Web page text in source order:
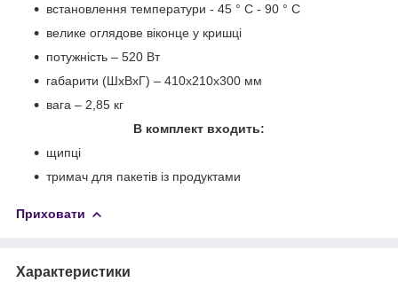
встановлення температури - 45 ° C - 90 ° C
велике оглядове віконце у кришці
потужність – 520 Вт
габарити (ШхВхГ) – 410х210х300 мм
вага – 2,85 кг
В комплект входить:
щипці
тримач для пакетів із продуктами
Приховати
Характеристики